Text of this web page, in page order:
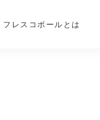
フレスコボールとは